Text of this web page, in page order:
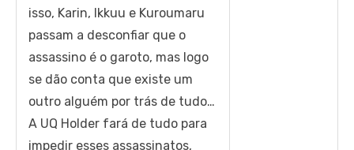
isso, Karin, Ikkuu e Kuroumaru
passam a desconfiar que o
assassino é o garoto, mas logo
se dão conta que existe um
outro alguém por trás de tudo…
A UQ Holder fará de tudo para
impedir esses assassinatos,